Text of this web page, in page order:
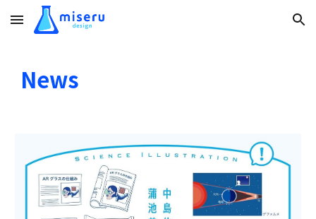
Skip to main content Skip to navigation
News